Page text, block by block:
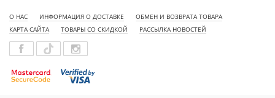
О НАС ИНФОРМАЦИЯ О ДОСТАВКЕ
ОБМЕН И ВОЗВРАТА ТОВАРА
КАРТА САЙТА
ТОВАРЫ СО СКИДКОЙ РАССЫЛКА НОВОСТЕЙ